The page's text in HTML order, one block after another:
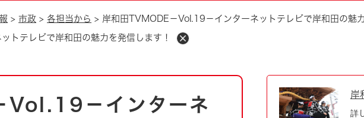
育て
・生活 生涯学習・スポーツ
入札・契約情報 まちづくり・協働
環境 福祉・介護
観光スポット
市の概要 総合計画
市政 職員採用情報
市役所・施設の案内
オープンデータ
> 市政 > 各担当から > 岸和田TVMODE－Vol.19－インターネットテレビで岸和田の魅
トテレビで岸和田の魅力を発信します！
Vol.19－インターネ
岸
詳